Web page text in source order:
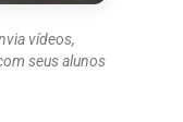
vídeos,
seus alunos